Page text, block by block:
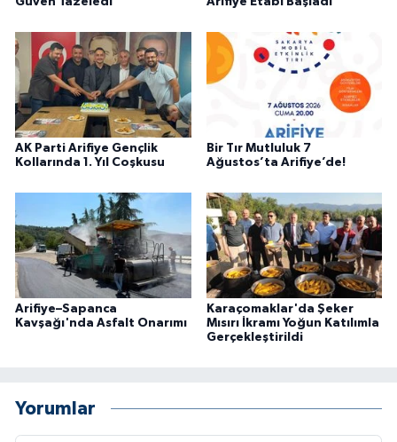
AK Parti Arifiye Gençlik
Kollarında 1. Yıl Coşkusu
Bir Tır Mutluluk 7
Ağustos’ta Arifiye’de!
Arifiye–Sapanca
Kavşağı'nda Asfalt Onarımı
Karaçomaklar'da Şeker
Mısırı İkramı Yoğun Katılımla
Gerçekleştirildi
Yorumlar